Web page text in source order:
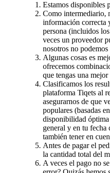
Estamos disponibles
Como intermediario,
información correcta
persona (incluidos
veces un proveedor
nosotros no
Algunas cosas es
ofrecemos
que tengas una
Clasificamos los
plataforma Tiqets al
asegurarnos de que
populares (basadas
disponibilidad
general y en tu fecha
también tener en
Antes de pagar el
la cantidad total del
A veces el pago no